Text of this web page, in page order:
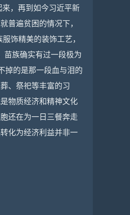
，再到如今习近平新
普遍贫困的情况下，
饰精美的装饰工艺，
苗族确实有过一段极为
掉的是那一段血与泪的
、祭祀等丰富的习
物质经济和精神文化
还在为一日三餐奔走
化为经济利益并非一